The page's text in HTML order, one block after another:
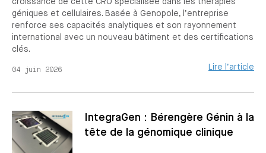
croissance de cette CRO spécialisée dans les thérapies
géniques et cellulaires. Basée à Genopole, l’entreprise
renforce ses capacités analytiques et son rayonnement
international avec un nouveau bâtiment et des certifications
clés.
04 juin 2026 Lire l’article
IntegraGen : Bérengère Génin à la
tête de la génomique clinique